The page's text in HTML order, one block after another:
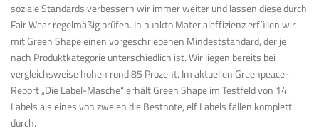
soziale Standards verbessern wir immer weiter und lassen diese durch
Fair Wear regelmäßig prüfen. In punkto Materialeffizienz erfüllen wir
mit Green Shape einen vorgeschriebenen Mindeststandard, der je
nach Produktkategorie unterschiedlich ist. Wir liegen bereits bei
vergleichsweise hohen rund 85 Prozent. Im aktuellen Greenpeace-
Report „Die Label-Masche“ erhält Green Shape im Testfeld von 14
Labels als eines von zweien die Bestnote, elf Labels fallen komplett
durch.